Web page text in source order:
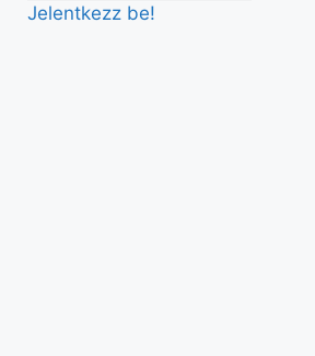
Jelentkezz be!